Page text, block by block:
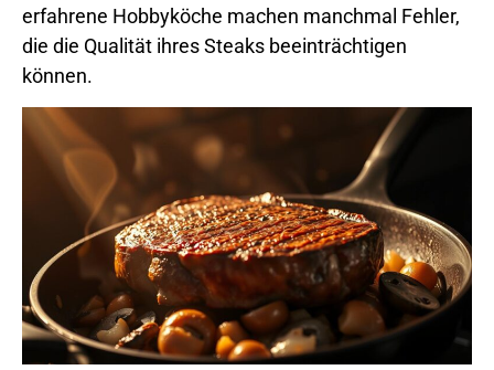
erfahrene Hobbyköche machen manchmal Fehler,
die die Qualität ihres Steaks beeinträchtigen
können.